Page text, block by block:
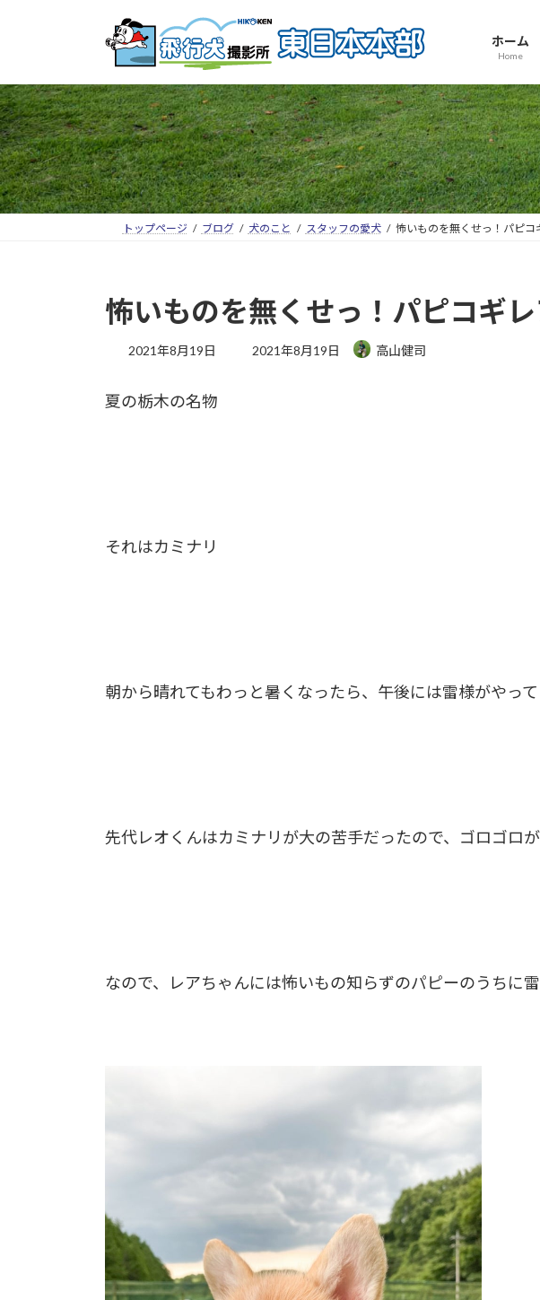
ホーム
Home
トップページ ブログ 犬のこと スタッフの愛犬 怖いものを無くせっ！パピ
怖いものを無くせっ！パピコギ
2021年8月19日 2021年8月19日 高山健司
夏の栃木の名物
それはカミナリ
朝から晴れてもわっと暑くなったら、午後には雷様がやっ
先代レオくんはカミナリが大の苦手だったので、ゴロゴロ
なので、レアちゃんには怖いもの知らずのパピーのうちに